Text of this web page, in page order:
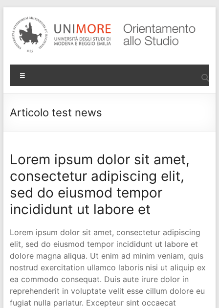
contenuto
Progetto
Orientamento
di Ateneo
Articolo test news
Lorem ipsum dolor sit amet,
consectetur adipiscing elit,
sed do eiusmod tempor
incididunt ut labore et
Lorem ipsum dolor sit amet, consectetur adipiscing
elit, sed do eiusmod tempor incididunt ut labore et
dolore magna aliqua. Ut enim ad minim veniam, quis
nostrud exercitation ullamco laboris nisi ut aliquip ex
ea commodo consequat. Duis aute irure dolor in
reprehenderit in voluptate velit esse cillum dolore eu
fugiat nulla pariatur. Excepteur sint occaecat